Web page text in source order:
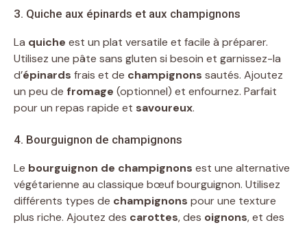
3. Quiche aux épinards et aux champignons
La quiche est un plat versatile et facile à préparer.
Utilisez une pâte sans gluten si besoin et garnissez-la
d’épinards frais et de champignons sautés. Ajoutez
un peu de fromage (optionnel) et enfournez. Parfait
pour un repas rapide et savoureux.
4. Bourguignon de champignons
Le bourguignon de champignons est une alternative
végétarienne au classique bœuf bourguignon. Utilisez
différents types de champignons pour une texture
plus riche. Ajoutez des carottes, des oignons, et des